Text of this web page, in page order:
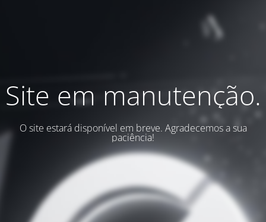
Site em manutenção.
O site estará disponível em breve. Agradecemos a sua
paciência!